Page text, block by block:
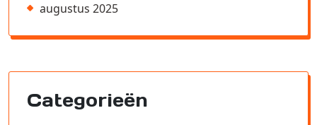
augustus 2025
Categorieën